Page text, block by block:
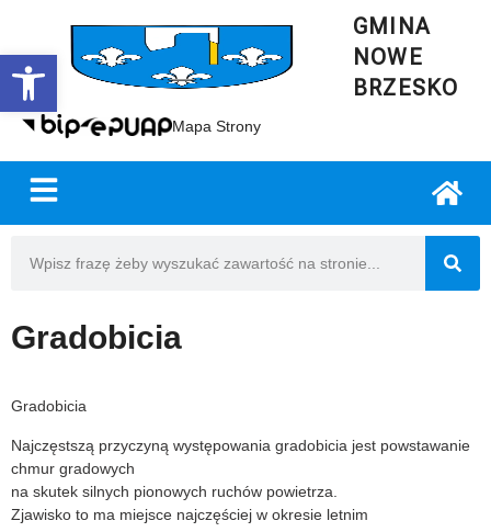
Open toolbar
GMINA
NOWE
BRZESKO
Mapa Strony
Gradobicia
Gradobicia
Najczęstszą przyczyną występowania gradobicia jest powstawanie
chmur gradowych
na skutek silnych pionowych ruchów powietrza.
Zjawisko to ma miejsce najczęściej w okresie letnim